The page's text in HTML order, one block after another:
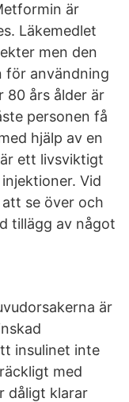
är
Läkemedlet
men den
för användning
80 års ålder är
personen få
hjälp av en
ett livsviktigt
Vid
se över och
tillägg av något
är
insulinet inte
med
dåligt klarar